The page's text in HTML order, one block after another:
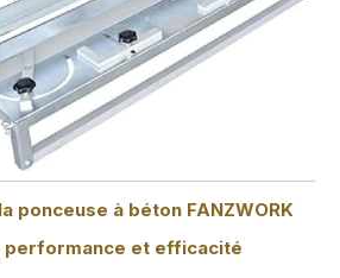
ponceuse à béton FANZWORK
performance et efficacité